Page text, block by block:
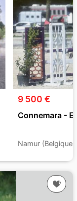
9 500 €
Connemara -
Namur (Belgique)